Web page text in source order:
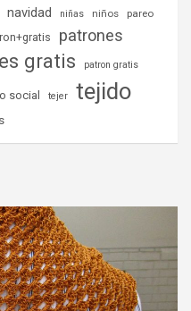
navidad niñas niños pareo
patrones
gratis patron gratis
social tejer tejido